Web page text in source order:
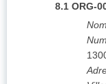
8.1 ORG-